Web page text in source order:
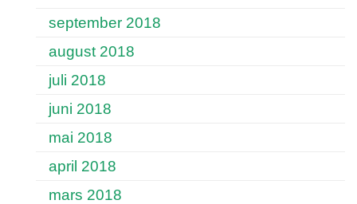
september 2018
august 2018
juli 2018
juni 2018
mai 2018
april 2018
mars 2018